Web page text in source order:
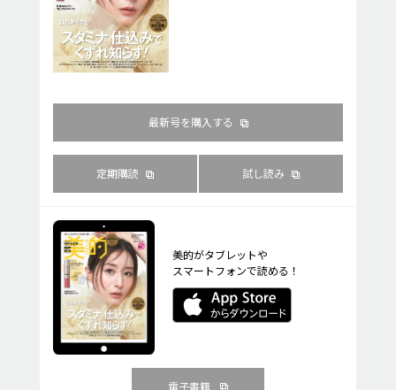
最新号を購入する
定期購読 試し読み
美的がタブレットや
スマートフォンで読める！
電子書籍